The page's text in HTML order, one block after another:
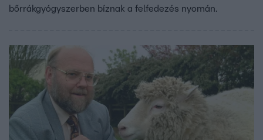
bőrrákgyógyszerben bíznak a felfedezés nyomán.